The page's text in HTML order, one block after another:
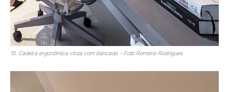
15. Cadeira ergonômica cinza com bancada – Foto Romario Rodrigues